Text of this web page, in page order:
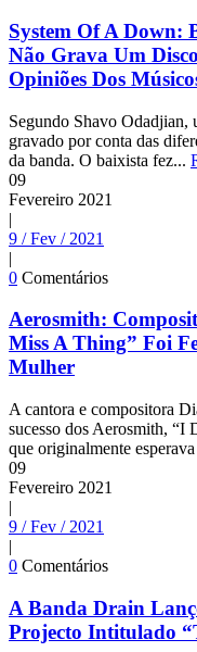
System Of A Down:
Não Grava Um
Opiniões Dos
Segundo Shavo Odadjian,
gravado por conta das
da banda. O baixista fez...
09
Fevereiro 2021
|
9 / Fev / 2021
|
0 Comentários
Aerosmith:
Miss A Thing” Foi
Mulher
A cantora e compositora
sucesso dos Aerosmith, “I
que originalmente
09
Fevereiro 2021
|
9 / Fev / 2021
|
0 Comentários
A Banda Drain
Projecto Intitulado